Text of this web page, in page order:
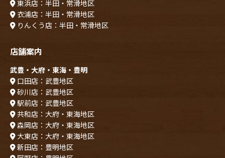
東浜店：半田・常滑地区
衣浦店：半田・常滑地区
りんくう店：半田・常滑地区
店舗案内
武豊・大府・東海・豊明
口田店：武豊地区
砂川店：武豊地区
駅前店：武豊地区
共和店：大府・東海地区
森岡店：大府・東海地区
大東店：大府・東海地区
新田店：豊明地区